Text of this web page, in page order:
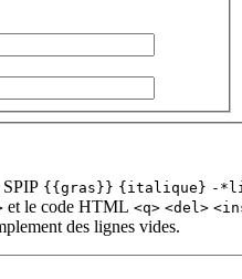
SPIP {{gras}} {italique} -
et le code HTML <q> <del>
des lignes vides.